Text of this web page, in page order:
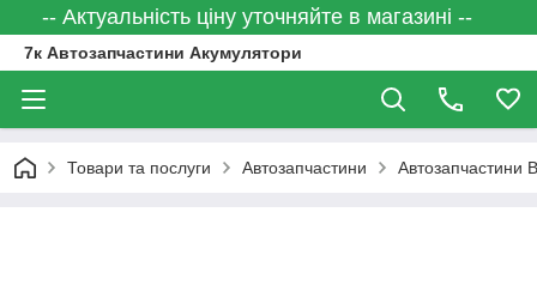
-- Актуальність ціну уточняйте в магазині --
7к Автозапчастини Акумулятори
Товари та послуги Автозапчастини Автозапчастини